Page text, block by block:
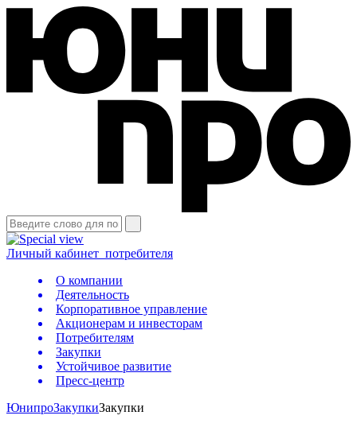
Личный кабинет потребителя
О компании
Деятельность
Корпоративное управление
Акционерам и инвесторам
Потребителям
Закупки
Устойчивое развитие
Пресс-центр
ЮнипроЗакупкиЗакупки